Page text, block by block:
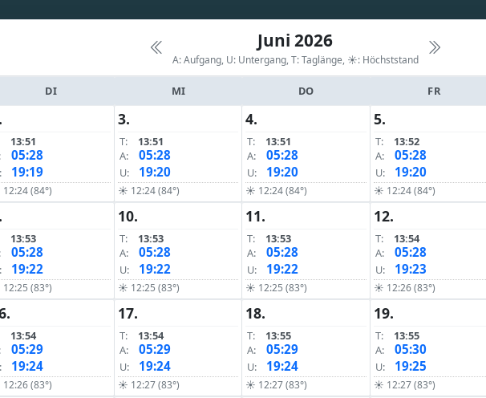
Juni 2026
A: Aufgang, U: Untergang, T: Taglänge, ☀: Höchststand
DI MI DO FR
13:51
05:28
19:19
(84°)
3.
T:
13:51
A:
05:28
U: 19:20
☀ 12:24 (84°)
4.
T:
13:51
A:
05:28
U: 19:20
☀ 12:24 (84°)
5.
T:
13:52
A:
05:28
U: 19:20
☀ 12:24 (84°)
13:53
05:28
19:22
(83°)
10.
T:
13:53
A:
05:28
U: 19:22
☀ 12:25 (83°)
11.
T:
13:53
A:
05:28
U: 19:22
☀ 12:25 (83°)
12.
T:
13:54
A:
05:28
U: 19:23
☀ 12:26 (83°)
13:54
05:29
19:24
(83°)
17.
T:
13:54
A:
05:29
U: 19:24
☀ 12:27 (83°)
18.
T:
13:55
A:
05:29
U: 19:24
☀ 12:27 (83°)
19.
T:
13:55
A:
05:30
U: 19:25
☀ 12:27 (83°)